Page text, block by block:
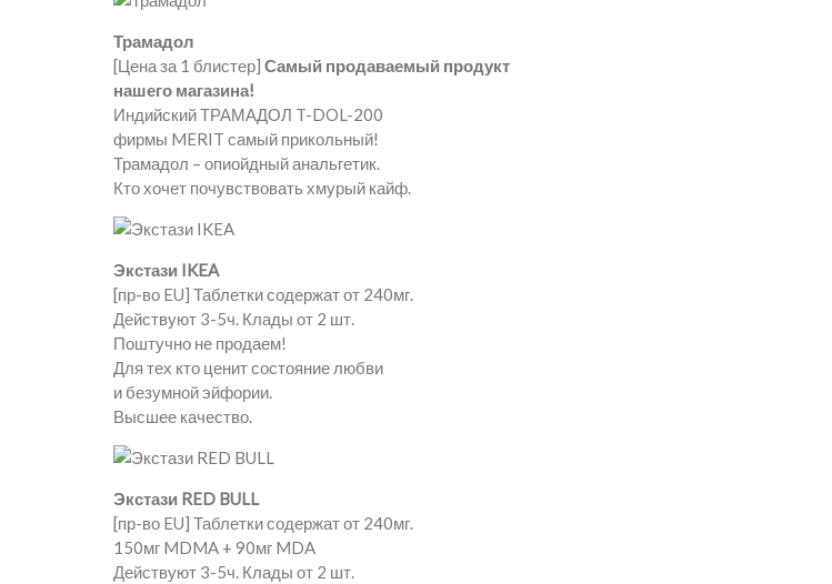
Трамадол
[Цена за 1 блистер] Самый продаваемый продукт
нашего магазина!
Индийский ТРАМАДОЛ T-DOL-200
фирмы MERIT самый прикольный!
Трамадол – опиойдный анальгетик.
Кто хочет почувствовать хмурый кайф.
Экстази IKEA
[пр-во EU] Таблетки содержат от 240мг.
Действуют 3-5ч. Клады от 2 шт.
Поштучно не продаем!
Для тех кто ценит состояние любви
и безумной эйфории.
Высшее качество.
Экстази RED BULL
[пр-во EU] Таблетки содержат от 240мг.
150мг MDMA + 90мг MDA
Действуют 3-5ч. Клады от 2 шт.